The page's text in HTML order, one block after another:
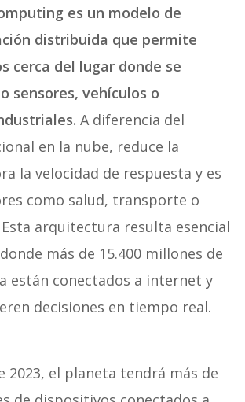
es un modelo de
distribuida que permite
cerca del lugar donde se
sensores, vehículos o
A diferencia del
en la nube, reduce la
la velocidad de respuesta y es
como salud, transporte o
Esta arquitectura resulta esencial
más de 15.400 millones de
están conectados a internet y
2023, el planeta tendrá más de